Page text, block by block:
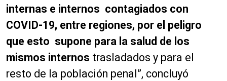
internas e internos contagiados con
COVID-19, entre regiones, por el peligro
que esto supone para la salud de los
mismos internos trasladados y para el
resto de la población penal”, concluyó